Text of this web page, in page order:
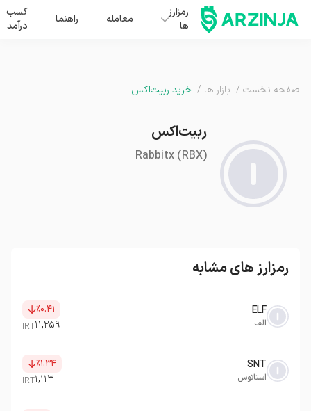
رمزارز
ها
معامله راهنما
کسب
درآمد
صفحه نخست / بازار ها / خرید ربیت‌اکس
ربیت‌اکس
Rabbitx(RBX)
رمزارز های مشابه
ELF
الف
٪۰.۴۱
۱۱,۲۵۹IRT
SNT
استاتوس
٪۱.۳۴
۱,۱۱۳IRT